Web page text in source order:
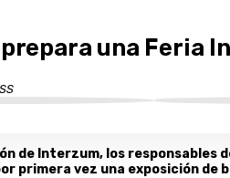
una Feria
de Interzum, los responsables
primera vez una exposición de